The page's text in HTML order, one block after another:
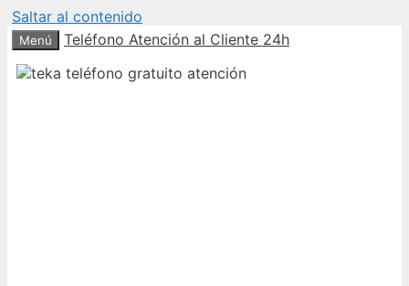
Saltar al contenido
Menú Teléfono Atención al Cliente 24h